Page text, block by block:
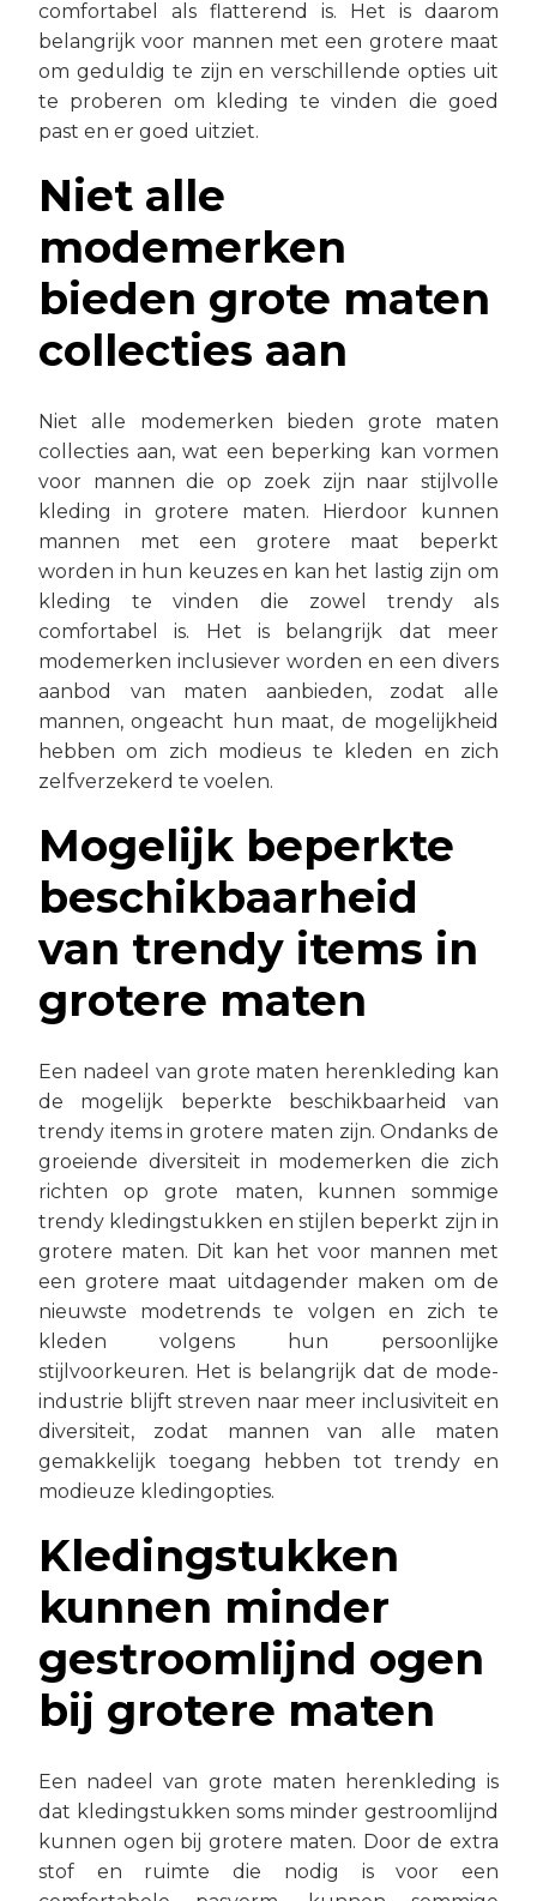
comfortabel als flatterend is. Het is daarom
belangrijk voor mannen met een grotere maat
om geduldig te zijn en verschillende opties uit
te proberen om kleding te vinden die goed
past en er goed uitziet.
Niet alle
modemerken
bieden grote maten
collecties aan
Niet alle modemerken bieden grote maten
collecties aan, wat een beperking kan vormen
voor mannen die op zoek zijn naar stijlvolle
kleding in grotere maten. Hierdoor kunnen
mannen met een grotere maat beperkt
worden in hun keuzes en kan het lastig zijn om
kleding te vinden die zowel trendy als
comfortabel is. Het is belangrijk dat meer
modemerken inclusiever worden en een divers
aanbod van maten aanbieden, zodat alle
mannen, ongeacht hun maat, de mogelijkheid
hebben om zich modieus te kleden en zich
zelfverzekerd te voelen.
Mogelijk beperkte
beschikbaarheid
van trendy items in
grotere maten
Een nadeel van grote maten herenkleding kan
de mogelijk beperkte beschikbaarheid van
trendy items in grotere maten zijn. Ondanks de
groeiende diversiteit in modemerken die zich
richten op grote maten, kunnen sommige
trendy kledingstukken en stijlen beperkt zijn in
grotere maten. Dit kan het voor mannen met
een grotere maat uitdagender maken om de
nieuwste modetrends te volgen en zich te
kleden volgens hun persoonlijke
stijlvoorkeuren. Het is belangrijk dat de mode-
industrie blijft streven naar meer inclusiviteit en
diversiteit, zodat mannen van alle maten
gemakkelijk toegang hebben tot trendy en
modieuze kledingopties.
Kledingstukken
kunnen minder
gestroomlijnd ogen
bij grotere maten
Een nadeel van grote maten herenkleding is
dat kledingstukken soms minder gestroomlijnd
kunnen ogen bij grotere maten. Door de extra
stof en ruimte die nodig is voor een